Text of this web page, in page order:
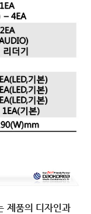
제품의 디자인과